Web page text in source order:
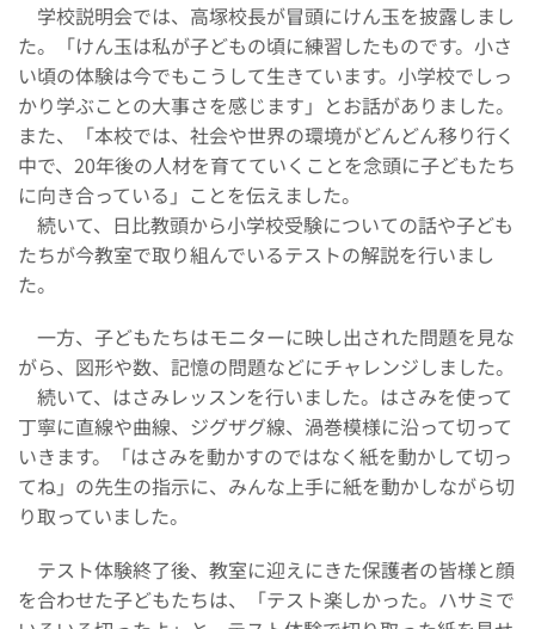
学校説明会では、高塚校長が冒頭にけん玉を披露しまし
た。「けん玉は私が子どもの頃に練習したものです。小さ
い頃の体験は今でもこうして生きています。小学校でしっ
かり学ぶことの大事さを感じます」とお話がありました。
また、「本校では、社会や世界の環境がどんどん移り行く
中で、20年後の人材を育てていくことを念頭に子どもたち
に向き合っている」ことを伝えました。
続いて、日比教頭から小学校受験についての話や子ども
たちが今教室で取り組んでいるテストの解説を行いまし
た。
一方、子どもたちはモニターに映し出された問題を見な
がら、図形や数、記憶の問題などにチャレンジしました。
続いて、はさみレッスンを行いました。はさみを使って
丁寧に直線や曲線、ジグザグ線、渦巻模様に沿って切って
いきます。「はさみを動かすのではなく紙を動かして切っ
てね」の先生の指示に、みんな上手に紙を動かしながら切
り取っていました。
テスト体験終了後、教室に迎えにきた保護者の皆様と顔
を合わせた子どもたちは、「テスト楽しかった。ハサミで